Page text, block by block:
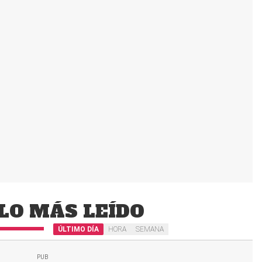
MÁS LEÍDO
ÚLTIMO DÍA HORA SEMANA